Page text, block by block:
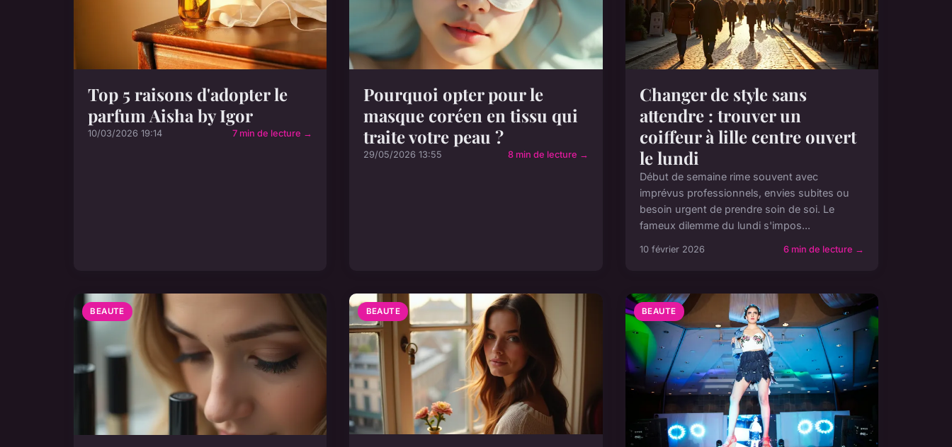
Top 5 raisons d'adopter le
parfum Aisha by Igor
10/03/2026 19:14 7 min de lecture →
Pourquoi opter pour le
masque coréen en tissu qui
traite votre peau ?
29/05/2026 13:55 8 min de lecture →
Changer de style sans
attendre : trouver un
coiffeur à lille centre ouvert
le lundi
Début de semaine rime souvent avec
imprévus professionnels, envies subites ou
besoin urgent de prendre soin de soi. Le
fameux dilemme du lundi s'impos...
10 février 2026 6 min de lecture →
BEAUTE BEAUTE BEAUTE